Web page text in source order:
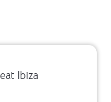
Ibiza